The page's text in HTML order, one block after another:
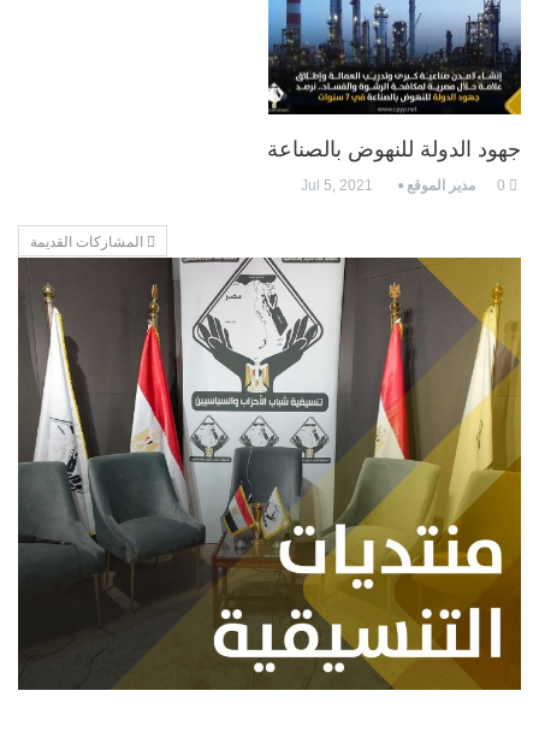
جهود الدولة للنهوض بالصناعة
مدير الموقع Jul 5, 2021
المشاركات القديمة